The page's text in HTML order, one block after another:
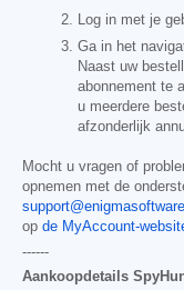
Log in met je
Ga in het
Naast uw
abonnement te
u meerdere
afzonderlijk
Mocht u vragen of
opnemen met de
op de MyAccount-
------
Aankoopdetails